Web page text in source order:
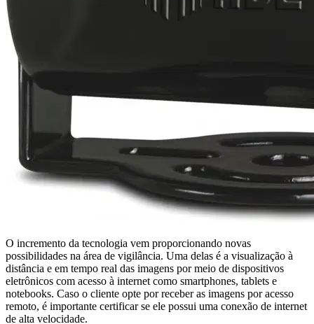
O incremento da tecnologia vem proporcionando novas
possibilidades na área de vigilância. Uma delas é a visualização à
distância e em tempo real das imagens por meio de dispositivos
eletrônicos com acesso à internet como smartphones, tablets e
notebooks. Caso o cliente opte por receber as imagens por acesso
remoto, é importante certificar se ele possui uma conexão de internet
de alta velocidade.